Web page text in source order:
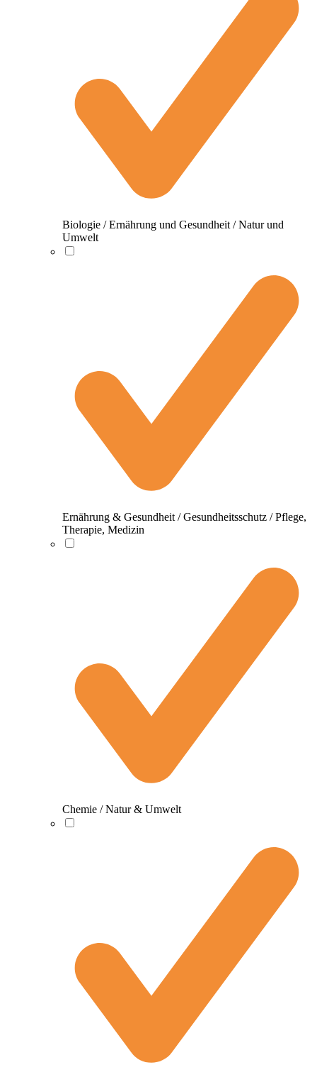
Biologie / Ernährung und Gesundheit / Natur und
Umwelt
Ernährung & Gesundheit / Gesundheitsschutz / Pflege,
Therapie, Medizin
Chemie / Natur & Umwelt